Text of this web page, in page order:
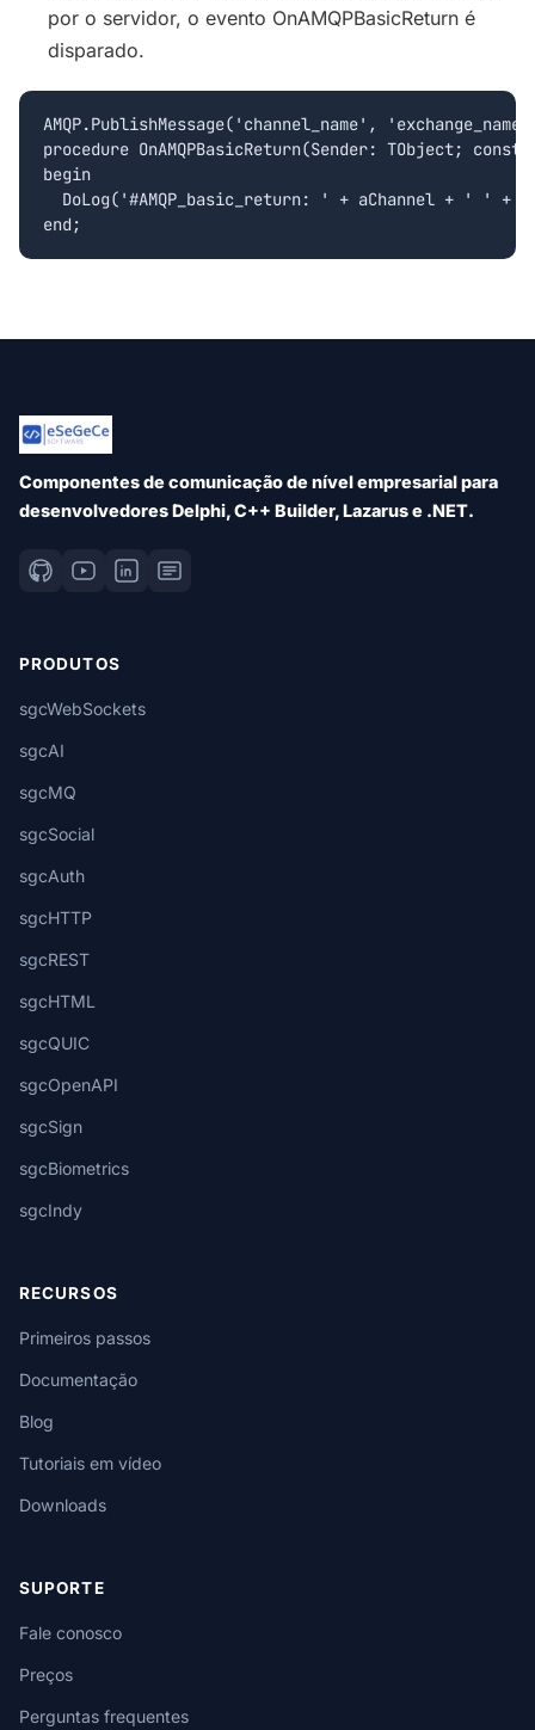
por o servidor, o evento OnAMQPBasicReturn é
disparado.
AMQP.PublishMessage('channel_name',
procedure OnAMQPBasicReturn(Sender: TObject;
begin
DoLog('#AMQP_basic_return: ' + aChannel + ' ' +
Componentes de comunicação de nível empresarial para
desenvolvedores Delphi, C++ Builder, Lazarus e .NET.
PRODUTOS
sgcWebSockets
sgcAI
sgcMQ
sgcSocial
sgcAuth
sgcHTTP
sgcREST
sgcHTML
sgcQUIC
sgcOpenAPI
sgcSign
sgcBiometrics
sgcIndy
RECURSOS
Primeiros passos
Documentação
Blog
Tutoriais em vídeo
Downloads
SUPORTE
Fale conosco
Preços
Perguntas frequentes